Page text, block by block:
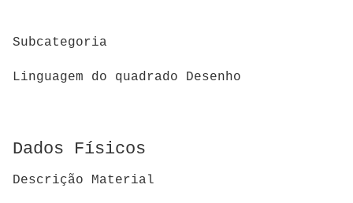
Subcategoria
Linguagem do quadrado Desenho
Dados Físicos
Descrição Material